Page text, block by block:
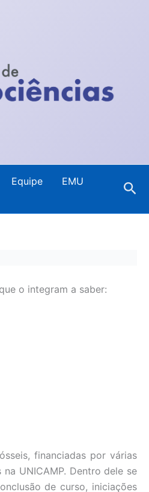
Equipe
EMU
o integram a saber:
financiadas por várias
UNICAMP. Dentro dele se
de curso, iniciações